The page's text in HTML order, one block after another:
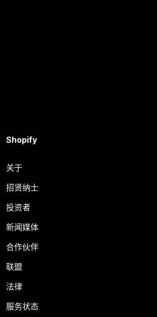
Shopify
关于
招贤纳士
投资者
新闻媒体
合作伙伴
联盟
法律
服务状态